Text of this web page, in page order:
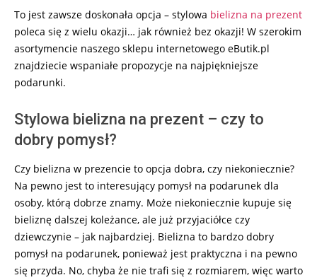
To jest zawsze doskonała opcja – stylowa bielizna na prezent
poleca się z wielu okazji… jak również bez okazji! W szerokim
asortymencie naszego sklepu internetowego eButik.pl
znajdziecie wspaniałe propozycje na najpiękniejsze
podarunki.
Stylowa bielizna na prezent – czy to
dobry pomysł?
Czy bielizna w prezencie to opcja dobra, czy niekoniecznie?
Na pewno jest to interesujący pomysł na podarunek dla
osoby, którą dobrze znamy. Może niekoniecznie kupuje się
bieliznę dalszej koleżance, ale już przyjaciółce czy
dziewczynie – jak najbardziej. Bielizna to bardzo dobry
pomysł na podarunek, ponieważ jest praktyczna i na pewno
się przyda. No, chyba że nie trafi się z rozmiarem, więc warto